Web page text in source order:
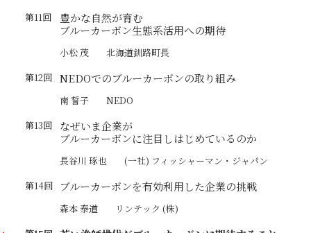
第11回
豊かな自然が育む
ブルーカーボン生態系活用への期待
小松 茂
北海道釧路町長
第12回 NEDOでのブルーカーボンの取り組み
南 誓子
NEDO
第13回
なぜいま企業が
ブルーカーボンに注目しはじめているのか
長谷川 琢也
(一社) フィッシャーマン・ジャパン
第14回
ブルーカーボンを有効利用した企業の挑戦
森本 泰道
リンテック (株)